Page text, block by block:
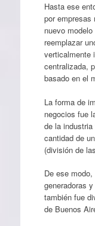
Hasta ese
por empresas
nuevo
reemplazar
verticalmente
centralizada,
basado en el
La forma de
negocios fue
de la
cantidad de
(división de
De ese
generadoras
también fue
de Buenos